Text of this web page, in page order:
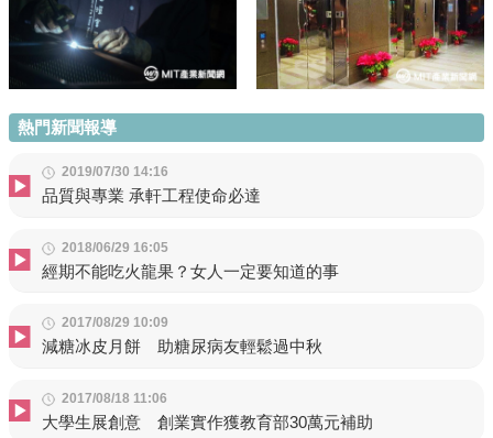
熱門新聞報導
2019/07/30 14:16
品質與專業 承軒工程使命必達
2018/06/29 16:05
經期不能吃火龍果？女人一定要知道的事
2017/08/29 10:09
減糖冰皮月餅 助糖尿病友輕鬆過中秋
2017/08/18 11:06
大學生展創意 創業實作獲教育部30萬元補助